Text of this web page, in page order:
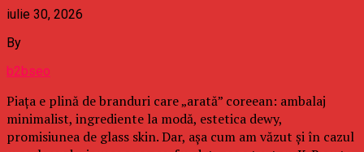
iulie 30, 2026
By
b2bseo
Piața e plină de branduri care „arată” coreean: ambalaj
minimalist, ingrediente la modă, estetica dewy,
promisiunea de glass skin. Dar, așa cum am văzut și în cazul